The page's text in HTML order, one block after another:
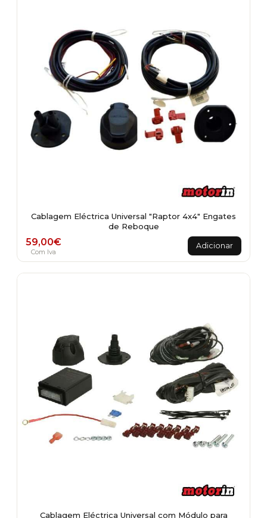
Cablagem Eléctrica Universal "Raptor 4x4" Engates
de Reboque
59,00€
Com Iva
Adicionar
Cablagem Eléctrica Universal com Módulo para